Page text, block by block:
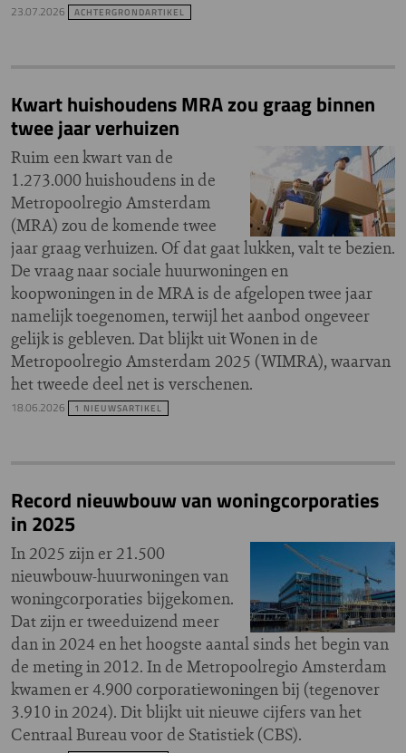
23.07.2026 ACHTERGRONDARTIKEL
Kwart huishoudens MRA zou graag binnen
twee jaar verhuizen
Ruim een kwart van de
1.273.000 huishoudens in de
Metropoolregio Amsterdam
(MRA) zou de komende twee
jaar graag verhuizen. Of dat gaat lukken, valt te bezien.
De vraag naar sociale huurwoningen en
koopwoningen in de MRA is de afgelopen twee jaar
namelijk toegenomen, terwijl het aanbod ongeveer
gelijk is gebleven. Dat blijkt uit Wonen in de
Metropoolregio Amsterdam 2025 (WIMRA), waarvan
het tweede deel net is verschenen.
18.06.2026 1 NIEUWSARTIKEL
Record nieuwbouw van woningcorporaties
in 2025
In 2025 zijn er 21.500
nieuwbouw-huurwoningen van
woningcorporaties bijgekomen.
Dat zijn er tweeduizend meer
dan in 2024 en het hoogste aantal sinds het begin van
de meting in 2012. In de Metropoolregio Amsterdam
kwamen er 4.900 corporatiewoningen bij (tegenover
3.910 in 2024). Dit blijkt uit nieuwe cijfers van het
Centraal Bureau voor de Statistiek (CBS).